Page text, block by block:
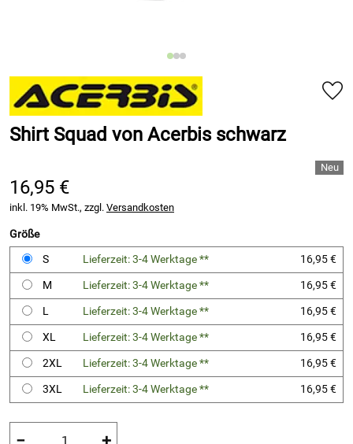
Shirt Squad von Acerbis schwarz
16,95 €
inkl. 19% MwSt., zzgl. Versandkosten
Größe
S
Lieferzeit: 3-4 Werktage **
16,95 €
M
Lieferzeit: 3-4 Werktage **
16,95 €
L
Lieferzeit: 3-4 Werktage **
16,95 €
XL
Lieferzeit: 3-4 Werktage **
16,95 €
2XL
Lieferzeit: 3-4 Werktage **
16,95 €
3XL
Lieferzeit: 3-4 Werktage ** 16,95 €